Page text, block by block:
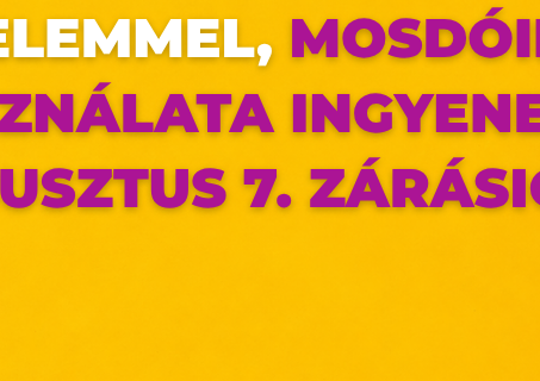
sütiket használ
„cookie"-kat (továbbiakban „süti") alkalmazunk. Ezek olyan
információt tárolnak webes böngészőjében. Ehhez az Ön